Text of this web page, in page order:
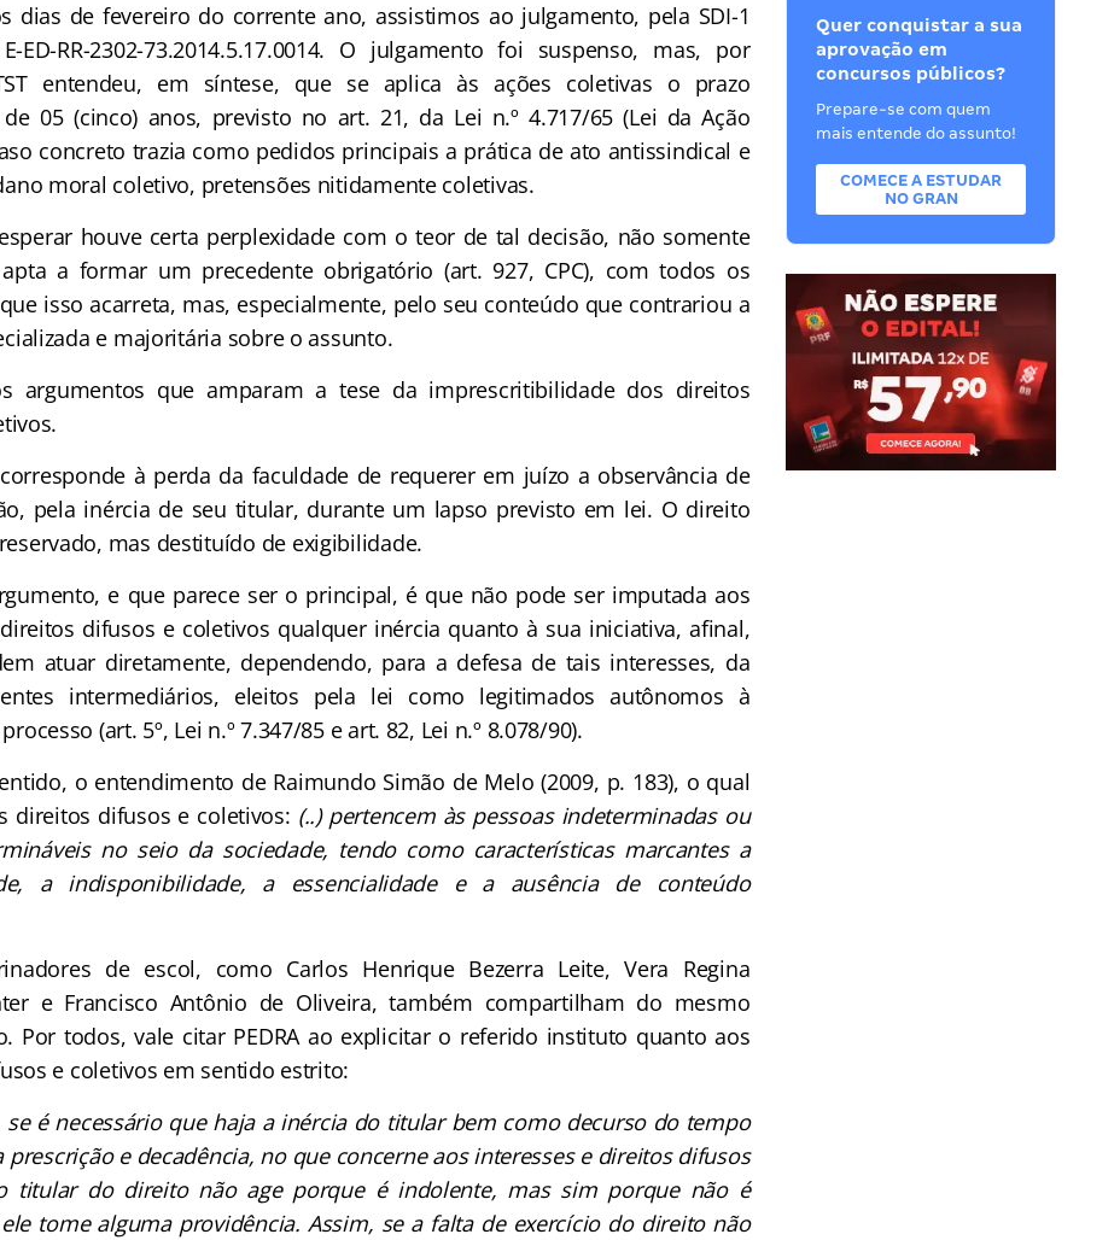
dias de fevereiro do corrente ano, assistimos ao julgamento, pela SDI-1
ED-RR-2302-73.2014.5.17.0014. O julgamento foi suspenso, mas, por
entendeu, em síntese, que se aplica às ações coletivas o prazo
05 (cinco) anos, previsto no art. 21, da Lei n.º 4.717/65 (Lei da Ação
concreto trazia como pedidos principais a prática de ato antissindical e
moral coletivo, pretensões nitidamente coletivas.
houve certa perplexidade com o teor de tal decisão, não somente
a formar um precedente obrigatório (art. 927, CPC), com todos os
isso acarreta, mas, especialmente, pelo seu conteúdo que contrariou a
e majoritária sobre o assunto.
argumentos que amparam a tese da imprescritibilidade dos direitos
à perda da faculdade de requerer em juízo a observância de
pela inércia de seu titular, durante um lapso previsto em lei. O direito
mas destituído de exigibilidade.
e que parece ser o principal, é que não pode ser imputada aos
difusos e coletivos qualquer inércia quanto à sua iniciativa, afinal,
atuar diretamente, dependendo, para a defesa de tais interesses, da
intermediários, eleitos pela lei como legitimados autônomos à
(art. 5º, Lei n.º 7.347/85 e art. 82, Lei n.º 8.078/90).
o entendimento de Raimundo Simão de Melo (2009, p. 183), o qual
direitos difusos e coletivos: (..) pertencem às pessoas indeterminadas ou
no seio da sociedade, tendo como características marcantes a
a indisponibilidade, a essencialidade e a ausência de conteúdo
de escol, como Carlos Henrique Bezerra Leite, Vera Regina
e Francisco Antônio de Oliveira, também compartilham do mesmo
Por todos, vale citar PEDRA ao explicitar o referido instituto quanto aos
e coletivos em sentido estrito:
se é necessário que haja a inércia do titular bem como decurso do tempo
prescrição e decadência, no que concerne aos interesses e direitos difusos
titular do direito não age porque é indolente, mas sim porque não é
tome alguma providência. Assim, se a falta de exercício do direito não
Quer conquistar a sua
aprovação em
concursos públicos?
Prepare-se com quem
mais entende do assunto!
COMECE A ESTUDAR
NO GRAN